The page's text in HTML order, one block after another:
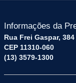
Informações da
Rua Frei Gaspar,
CEP 11310-060
(13) 3579-1300